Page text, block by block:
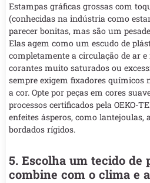
Estampas gráficas grossas com
(conhecidas na indústria como
parecer bonitas, mas são um
Elas agem como um escudo de
completamente a circulação de ar
corantes muito saturados ou
sempre exigem fixadores químicos
a cor. Opte por peças em cores
processos certificados pela OEKO-
enfeites ásperos, como lantejoulas,
bordados rígidos.
5. Escolha um tecido de
combine com o clima e